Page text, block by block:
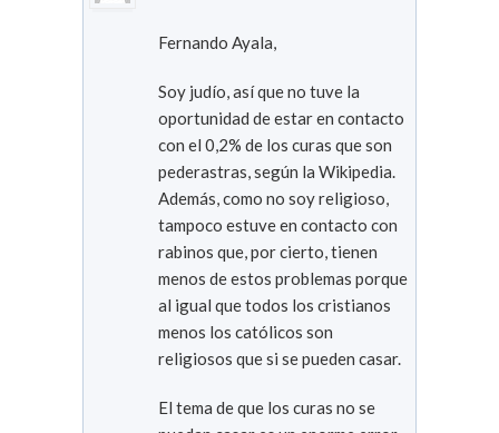
Fernando Ayala,
Soy judío, así que no tuve la
oportunidad de estar en contacto
con el 0,2% de los curas que son
pederastras, según la Wikipedia.
Además, como no soy religioso,
tampoco estuve en contacto con
rabinos que, por cierto, tienen
menos de estos problemas porque
al igual que todos los cristianos
menos los católicos son
religiosos que si se pueden casar.
El tema de que los curas no se